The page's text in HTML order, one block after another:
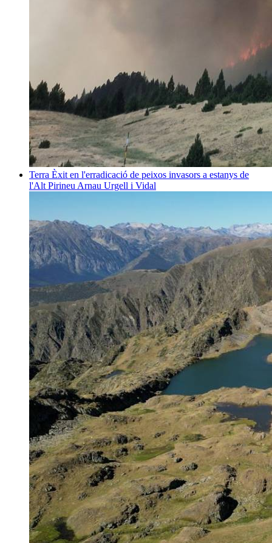
Terra Èxit en l'erradicació de peixos invasors a estanys de
l'Alt Pirineu Arnau Urgell i Vidal